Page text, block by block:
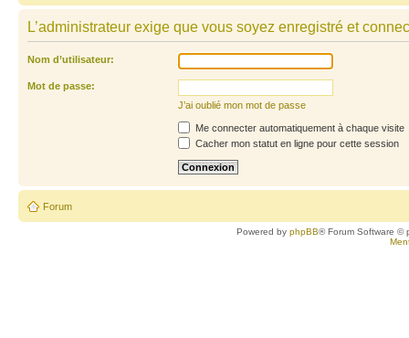
L’administrateur exige que vous soyez enregistré et
Nom d’utilisateur:
Mot de passe:
J’ai oublié mon mot de passe
Me connecter automatiquement à chaque visite
Cacher mon statut en ligne pour cette session
Forum
Powered byphpBB® Forum Software ©